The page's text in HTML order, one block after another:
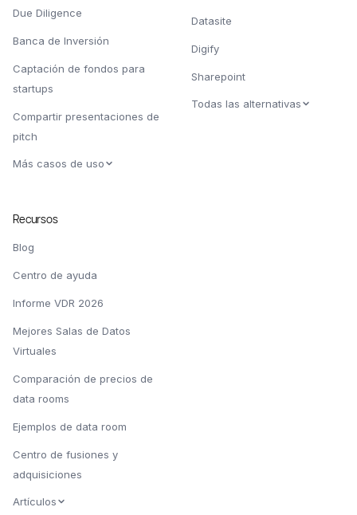
Due Diligence
Banca de Inversión
Captación de fondos para
startups
Compartir presentaciones de
pitch
Más casos de uso
Datasite
Digify
Sharepoint
Todas las alternativas
Recursos
Blog
Centro de ayuda
Informe VDR 2026
Mejores Salas de Datos
Virtuales
Comparación de precios de
data rooms
Ejemplos de data room
Centro de fusiones y
adquisiciones
Artículos